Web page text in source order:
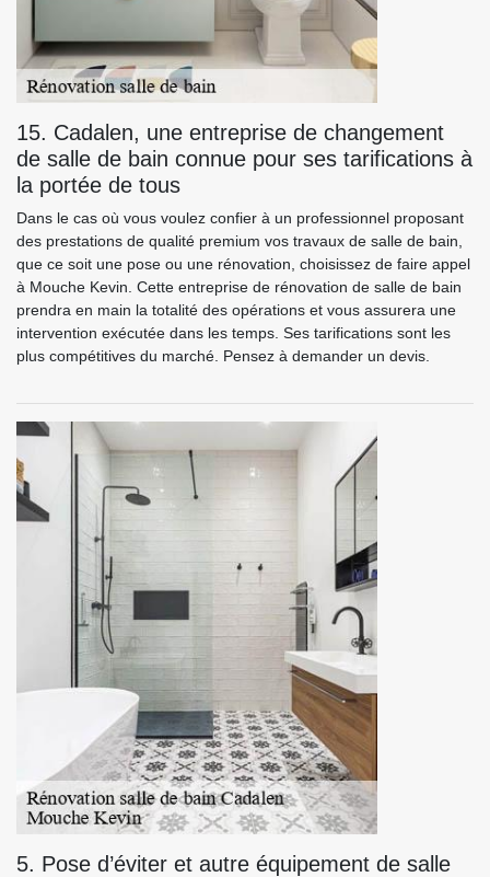
15. Cadalen, une entreprise de changement
de salle de bain connue pour ses tarifications à
la portée de tous
Dans le cas où vous voulez confier à un professionnel proposant
des prestations de qualité premium vos travaux de salle de bain,
que ce soit une pose ou une rénovation, choisissez de faire appel
à Mouche Kevin. Cette entreprise de rénovation de salle de bain
prendra en main la totalité des opérations et vous assurera une
intervention exécutée dans les temps. Ses tarifications sont les
plus compétitives du marché. Pensez à demander un devis.
5. Pose d’éviter et autre équipement de salle